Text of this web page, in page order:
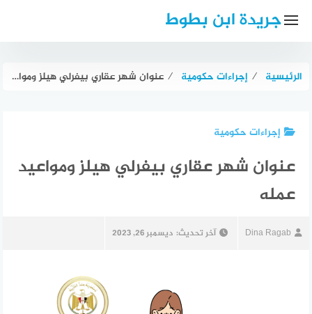
جريدة ابن بطوط
الرئيسية ⁄ إجراءات حكومية ⁄ عنوان شهر عقاري بيفرلي هيلز ومواعيد عمله
إجراءات حكومية
عنوان شهر عقاري بيفرلي هيلز ومواعيد
عمله
Dina Ragab آخر تحديث: ديسمبر 26, 2023